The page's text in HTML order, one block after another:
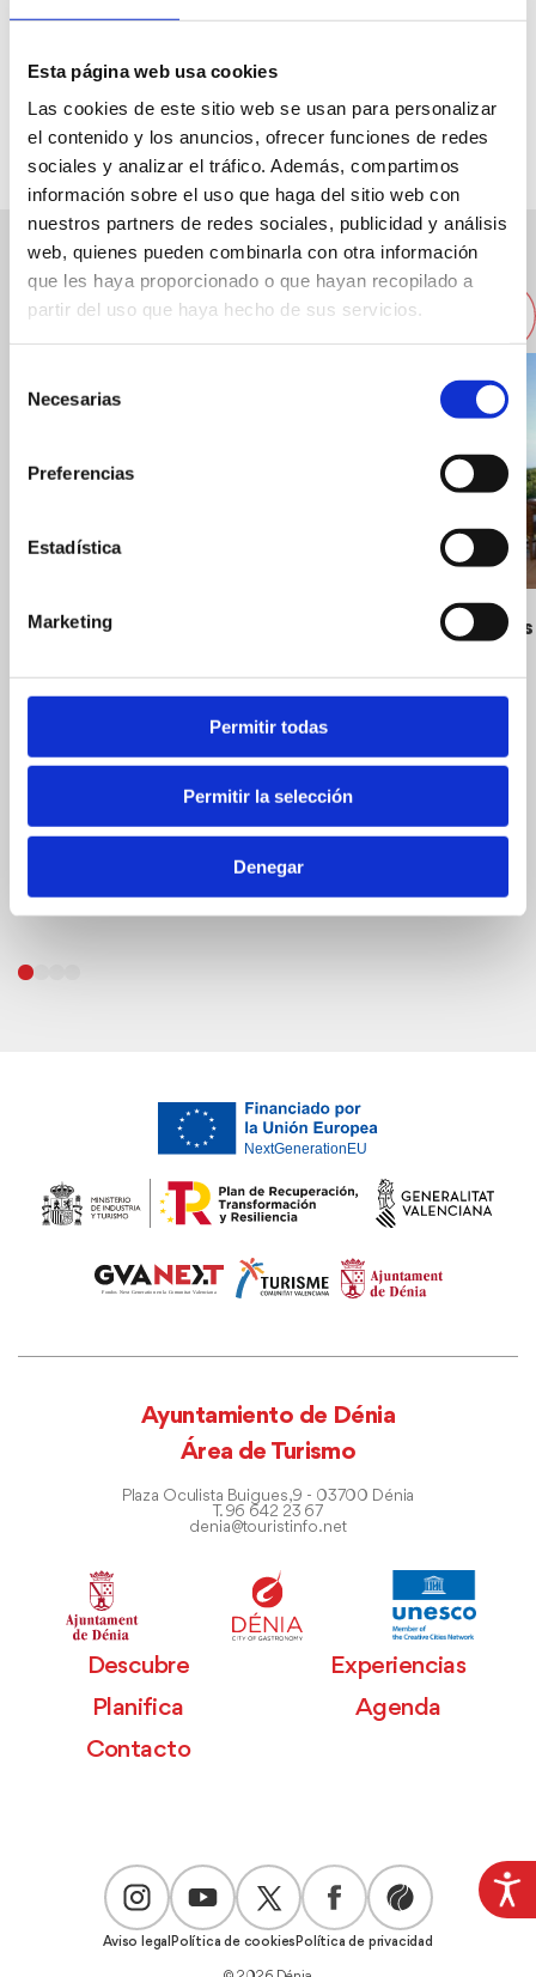
Esta página web usa cookies
Las cookies de este sitio web se usan para personalizar
el contenido y los anuncios, ofrecer funciones de redes
sociales y analizar el tráfico. Además, compartimos
información sobre el uso que haga del sitio web con
nuestros partners de redes sociales, publicidad y análisis
web, quienes pueden combinarla con otra información
que les haya proporcionado o que hayan recopilado a
partir del uso que haya hecho de sus servicios.
Necesarias
Preferencias
Estadística
Marketing
Permitir todas
Permitir la selección
Denegar
Web
Otros restaurantes cercanos
Restaurantes
Les Rotes
Ayuntamiento de Dénia
Área de Turismo
Plaza Oculista Buigues, 9 - 03700 Dénia
T. 96 642 23 67
denia@touristinfo.net
Descubre
Experiencias
Planifica
Agenda
Contacto
Aviso legal Política de cookies Política de privacidad